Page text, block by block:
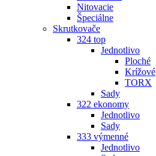
Nitovacie
Špeciálne
Skrutkovače
324 top
Jednotlivo
Ploché
Krížové
TORX
Sady
322 ekonomy
Jednotlivo
Sady
333 výmenné
Jednotlivo